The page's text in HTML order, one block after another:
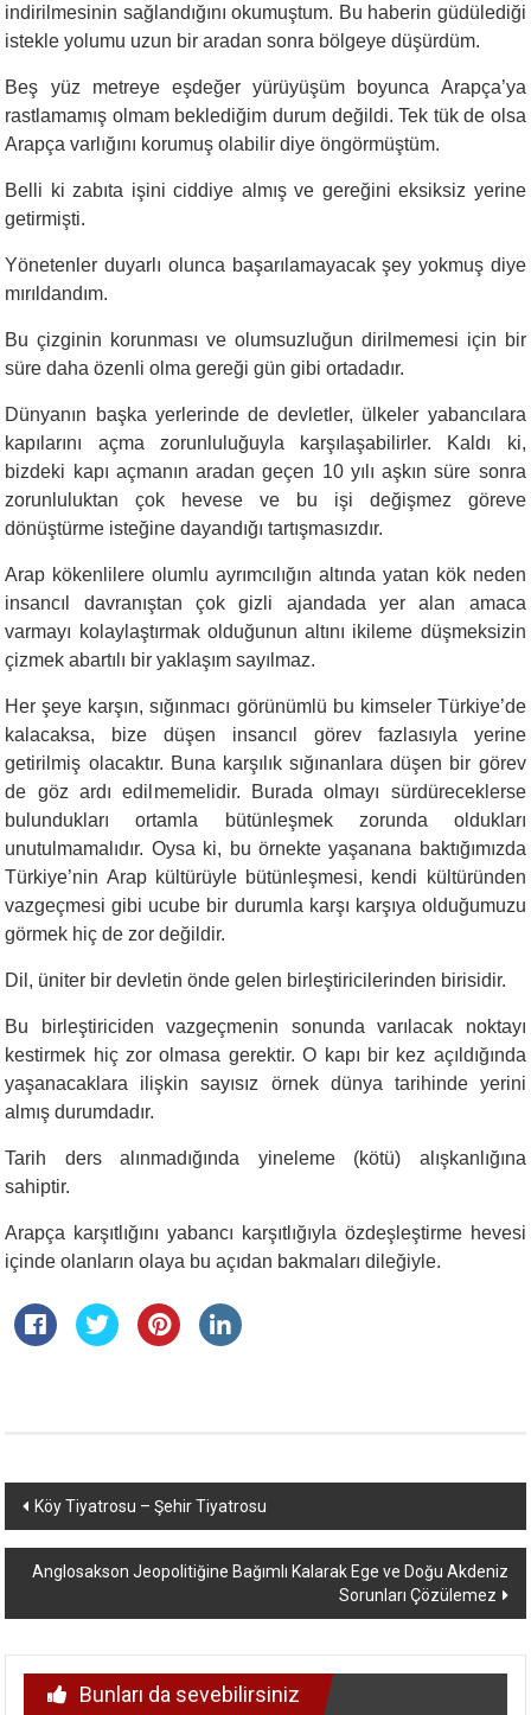
indirilmesinin sağlandığını okumuştum. Bu haberin güdülediği
istekle yolumu uzun bir aradan sonra bölgeye düşürdüm.
Beş yüz metreye eşdeğer yürüyüşüm boyunca Arapça’ya
rastlamamış olmam beklediğim durum değildi. Tek tük de olsa
Arapça varlığını korumuş olabilir diye öngörmüştüm.
Belli ki zabıta işini ciddiye almış ve gereğini eksiksiz yerine
getirmişti.
Yönetenler duyarlı olunca başarılamayacak şey yokmuş diye
mırıldandım.
Bu çizginin korunması ve olumsuzluğun dirilmemesi için bir
süre daha özenli olma gereği gün gibi ortadadır.
Dünyanın başka yerlerinde de devletler, ülkeler yabancılara
kapılarını açma zorunluluğuyla karşılaşabilirler. Kaldı ki,
bizdeki kapı açmanın aradan geçen 10 yılı aşkın süre sonra
zorunluluktan çok hevese ve bu işi değişmez göreve
dönüştürme isteğine dayandığı tartışmasızdır.
Arap kökenlilere olumlu ayrımcılığın altında yatan kök neden
insancıl davranıştan çok gizli ajandada yer alan amaca
varmayı kolaylaştırmak olduğunun altını ikileme düşmeksizin
çizmek abartılı bir yaklaşım sayılmaz.
Her şeye karşın, sığınmacı görünümlü bu kimseler Türkiye’de
kalacaksa, bize düşen insancıl görev fazlasıyla yerine
getirilmiş olacaktır. Buna karşılık sığınanlara düşen bir görev
de göz ardı edilmemelidir. Burada olmayı sürdüreceklerse
bulundukları ortamla bütünleşmek zorunda oldukları
unutulmamalıdır. Oysa ki, bu örnekte yaşanana baktığımızda
Türkiye’nin Arap kültürüyle bütünleşmesi, kendi kültüründen
vazgeçmesi gibi ucube bir durumla karşı karşıya olduğumuzu
görmek hiç de zor değildir.
Dil, üniter bir devletin önde gelen birleştiricilerinden birisidir.
Bu birleştiriciden vazgeçmenin sonunda varılacak noktayı
kestirmek hiç zor olmasa gerektir. O kapı bir kez açıldığında
yaşanacaklara ilişkin sayısız örnek dünya tarihinde yerini
almış durumdadır.
Tarih ders alınmadığında yineleme (kötü) alışkanlığına
sahiptir.
Arapça karşıtlığını yabancı karşıtlığıyla özdeşleştirme hevesi
içinde olanların olaya bu açıdan bakmaları dileğiyle.
Yazı
dolaşımı
Köy Tiyatrosu – Şehir Tiyatrosu
Anglosakson Jeopolitiğine Bağımlı Kalarak Ege ve Doğu Akdeniz
Sorunları Çözülemez
Bunları da sevebilirsiniz